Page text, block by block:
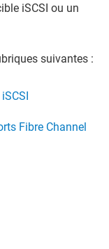
iSCSI ou un
suivantes :
Fibre Channel